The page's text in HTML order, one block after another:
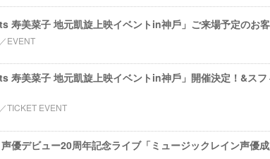
寿美菜⼦ 地元凱旋上映イベントin神⼾」ご来場予定のお
EVENT
寿美菜⼦ 地元凱旋上映イベントin神⼾」開催決定！&ス
TICKET EVENT
優デビュー20周年記念ライブ「ミュージックレイン声優